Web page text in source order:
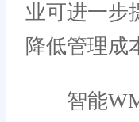
业可进一步
降低管理成
智能